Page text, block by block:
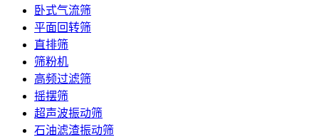
卧式气流筛
平面回转筛
直排筛
筛粉机
高频过滤筛
摇摆筛
超声波振动筛
石油滤渣振动筛